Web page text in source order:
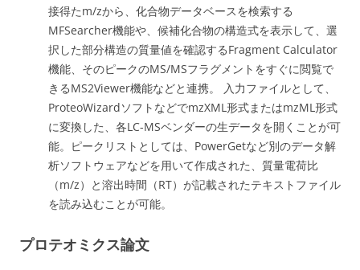
接得たm/zから、化合物データベースを検索する
MFSearcher機能や、候補化合物の構造式を表示して、選
択した部分構造の質量値を確認するFragment Calculator
機能、そのピークのMS/MSフラグメントをすぐに閲覧で
きるMS2Viewer機能などと連携。 入力ファイルとして、
ProteoWizardソフトなどでmzXML形式またはmzML形式
に変換した、各LC-MSベンダーの生データを開くことが可
能。ピークリストとしては、PowerGetなど別のデータ解
析ソフトウェアなどを用いて作成された、質量電荷比
（m/z）と溶出時間（RT）が記載されたテキストファイル
を読み込むことが可能。
プロテオミクス論文